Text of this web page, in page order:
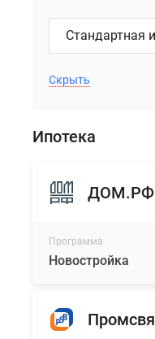
Стандартная
Скрыть
Ипотека
ДОМ.РФ
Программа
Новостройка